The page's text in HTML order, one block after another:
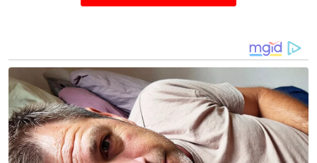
Pan-gon mempunyai cabaran lebih penting untuk membentuk
skuad Harimau Malaya yang mantap bagi mengharungi
Kelayakan Piala Asia 2023 di Kuala Lumpur, Jun depan. - Foto
FAM